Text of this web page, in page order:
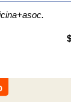
Anestésico